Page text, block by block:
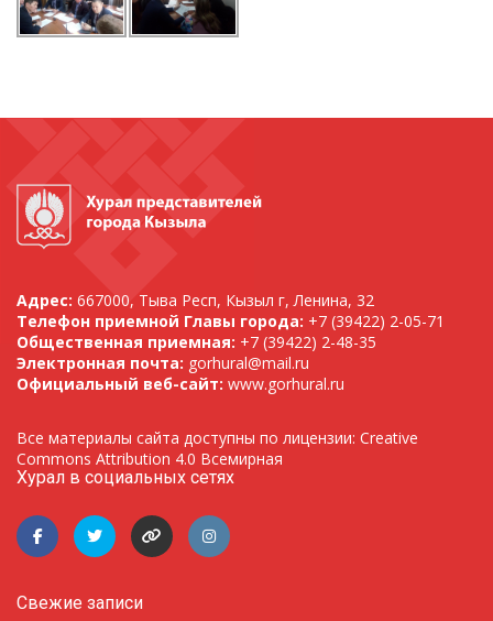
Адрес: 667000, Тыва Респ, Кызыл г, Ленина, 32
Телефон приемной Главы города: +7 (39422) 2-05-71
Общественная приемная: +7 (39422) 2-48-35
Электронная почта: gorhural@mail.ru
Официальный веб-сайт: www.gorhural.ru
Все материалы сайта доступны по лицензии: Creative
Commons Attribution 4.0 Всемирная
Хурал в социальных сетях
Свежие записи